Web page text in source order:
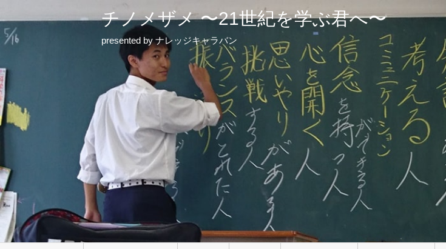
チノメザメ 〜21世紀を学ぶ君へ〜
presented by ナレッジキャラバン